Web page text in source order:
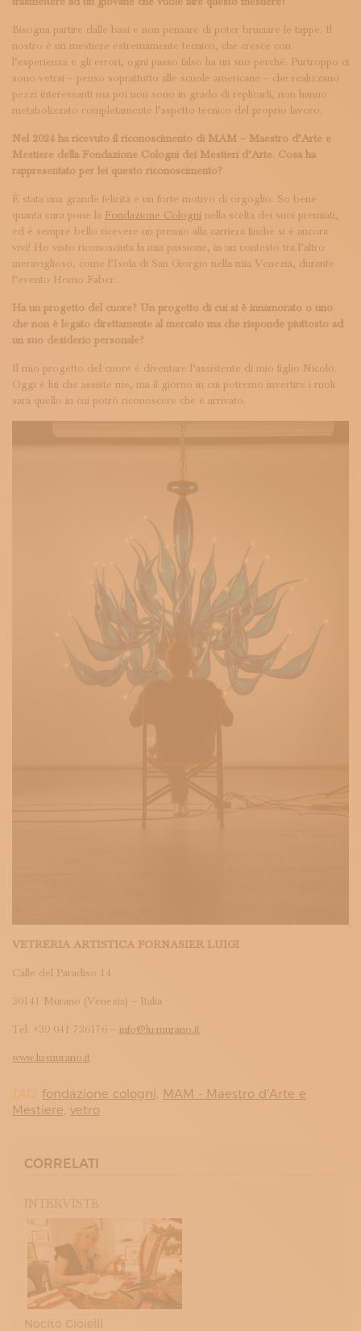
Bisogna partire dalle basi e non pensare di poter bruciare le tappe. Il
nostro è un mestiere estremamente tecnico, che cresce con
l’esperienza e gli errori, ogni passo falso ha un suo perché. Purtroppo ci
sono vetrai – penso soprattutto alle scuole americane – che realizzano
pezzi interessanti ma poi non sono in grado di replicarli, non hanno
metabolizzato completamente l’aspetto tecnico del proprio lavoro.
Nel 2024 ha ricevuto il riconoscimento di MAM – Maestro d’Arte e
Mestiere della Fondazione Cologni dei Mestieri d’Arte. Cosa ha
rappresentato per lei questo riconoscimento?
È stata una grande felicità e un forte motivo di orgoglio. So bene
quanta cura pone la Fondazione Cologni nella scelta dei suoi premiati,
ed è sempre bello ricevere un premio alla carriera finché si è ancora
vivi! Ho visto riconosciuta la mia passione, in un contesto tra l’altro
meraviglioso, come l’Isola di San Giorgio nella mia Venezia, durante
l’evento Homo Faber.
Ha un progetto del cuore? Un progetto di cui si è innamorato o uno
che non è legato direttamente al mercato ma che risponde piuttosto ad
un suo desiderio personale?
Il mio progetto del cuore è diventare l’assistente di mio figlio Nicolò.
Oggi è lui che assiste me, ma il giorno in cui potremo invertire i ruoli
sarà quello in cui potrò riconoscere che è arrivato.
VETRERIA ARTISTICA FORNASIER LUIGI
Calle del Paradiso 14
30141 Murano (Venezia) – Italia
Tel. +39 041 736176 – info@lu-murano.it
www.lu-murano.it
TAG: fondazione cologni,
MAM - Maestro d'Arte e
Mestiere, vetro
CORRELATI